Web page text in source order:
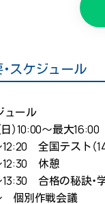
スケジュール
ール
）10:00〜最大16:00
12:20 全国テスト（
12:30 休憩
13:30 合格の秘訣・
個別作戦会議